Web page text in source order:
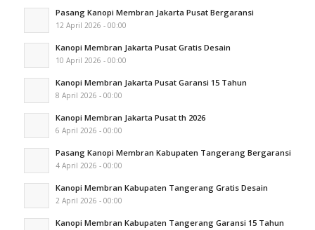
Pasang Kanopi Membran Jakarta Pusat Bergaransi
12 April 2026 - 00:00
Kanopi Membran Jakarta Pusat Gratis Desain
10 April 2026 - 00:00
Kanopi Membran Jakarta Pusat Garansi 15 Tahun
8 April 2026 - 00:00
Kanopi Membran Jakarta Pusat th 2026
6 April 2026 - 00:00
Pasang Kanopi Membran Kabupaten Tangerang Bergaransi
4 April 2026 - 00:00
Kanopi Membran Kabupaten Tangerang Gratis Desain
2 April 2026 - 00:00
Kanopi Membran Kabupaten Tangerang Garansi 15 Tahun